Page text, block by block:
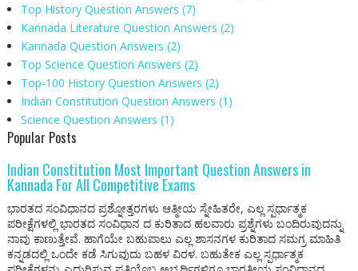
Top History Question Answers(7)
Kannada Literature Question Answers(2)
Kannada Question Answers(2)
Top Science Question Answers(2)
Top-100 History Question Answers(2)
Indian Constitution Question Answers(1)
Science Question Answers(1)
Popular Posts
Indian Constitution Most Important Question Answers in
Kannada For All Competitive Exams
ಭಾರತದ ಸಂವಿಧಾನದ ಪ್ರಶ್ನೋತ್ತರಗಳು ಆತ್ಮೀಯ ಸ್ನೇಹಿತರೇ, ಎಲ್ಲ ಸ್ಪರ್ಧಾತ್ಮಕ
ಪರೀಕ್ಷೆಗಳಲ್ಲಿ ಭಾರತದ ಸಂವಿಧಾನ ದ ಕುರಿತಾದ ಹಲವಾರು ಪ್ರಶ್ನೆಗಳು ಬಂದಿರುವುದನ್ನು
ನಾವು ಕಾಣುತ್ತೇವೆ. ಹಾಗೆಯೇ ಬಹುಪಾಲು ಎಲ್ಲ ಶಾಸನಗಳ ಕುರಿತಾದ ಸಮಗ್ರ ಮಾಹಿತಿ
ಕನ್ನಡದಲ್ಲಿ ಒಂದೇ ಕಡೆ ಸಿಗುವುದು ಬಹಳ ವಿರಳ. ಬಹುತೇಕ ಎಲ್ಲ ಸ್ಪರ್ಧಾತ್ಮಕ